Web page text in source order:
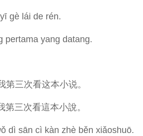
gè lái de rén.
pertama yang datang.
第三次看这本小说。
三次看這本小說。
dì sān cì kàn zhè běn xiǎoshuō.